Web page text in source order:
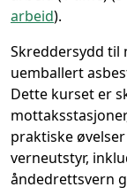
arbeid).
Skreddersydd
uemballert
Dette kurset er
praktiske
verneutstyr,
åndedrettsvern